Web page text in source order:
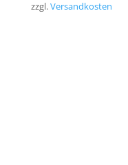
zzgl.Versandkosten